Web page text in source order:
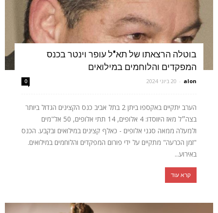
בוטלה הרצאתו של תא"ל עופר וינטר בכנס
המפקדים והלוחמים במילואים
alon
- 20 ביוני 2024 0
הערב יתקיים באקספו ביתן 2 בתל אביב כנס הקצינים הגדול ביותר
בצה״ל מאז היווסדו: 4 אלופים, 14 תתי אלופים, 50 אל"מים
ולמעלה ממאה סגני אלופים - כאלף קצינים במילואים ובקבע. הכנס
"זמן הכרעה" מתקיים על ידי פורום המפקדים והלוחמים במילואים.
באירוע...
קרא עוד